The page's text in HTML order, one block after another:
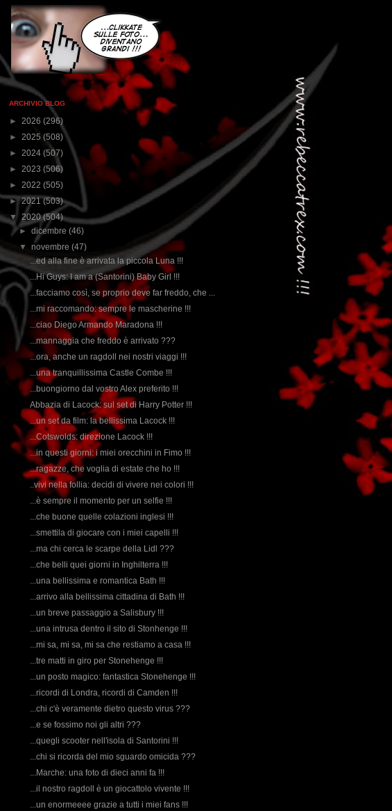
ARCHIVIO BLOG
► 2026 (296)
► 2025 (508)
► 2024 (507)
► 2023 (506)
► 2022 (505)
►2021(503)
▼ 2020(504)
►dicembre(46)
▼novembre(47)
...ed alla fine è arrivata la piccola Luna !!!
...Hi Guys: I am a (Santorini) Baby Girl !!!
...facciamo così, se proprio deve far freddo, che ...
...mi raccomando: sempre le mascherine !!!
...ciao Diego Armando Maradona !!!
...mannaggia che freddo è arrivato ???
...ora, anche un ragdoll nei nostri viaggi !!!
...una tranquillissima Castle Combe !!!
...buongiorno dal vostro Alex preferito !!!
Abbazia di Lacock: sul set di Harry Potter !!!
...un set da film: la bellissima Lacock !!!
...Cotswolds: direzione Lacock !!!
...in questi giorni: i miei orecchini in Fimo !!!
...ragazze, che voglia di estate che ho !!!
..vivi nella follia: decidi di vivere nei colori !!!
...è sempre il momento per un selfie !!!
...che buone quelle colazioni inglesi !!!
...smettila di giocare con i miei capelli !!!
...ma chi cerca le scarpe della Lidl ???
...che belli quei giorni in Inghilterra !!!
...una bellissima e romantica Bath !!!
...arrivo alla bellissima cittadina di Bath !!!
...un breve passaggio a Salisbury !!!
...una intrusa dentro il sito di Stonhenge !!!
...mi sa, mi sa, mi sa che restiamo a casa !!!
...tre matti in giro per Stonehenge !!!
...un posto magico: fantastica Stonehenge !!!
...ricordi di Londra, ricordi di Camden !!!
...chi c'è veramente dietro questo virus ???
...e se fossimo noi gli altri ???
...quegli scooter nell'isola di Santorini !!!
...chi si ricorda del mio sguardo omicida ???
...Marche: una foto di dieci anni fa !!!
...il nostro ragdoll è un giocattolo vivente !!!
...un enormeeee grazie a tutti i miei fans !!!